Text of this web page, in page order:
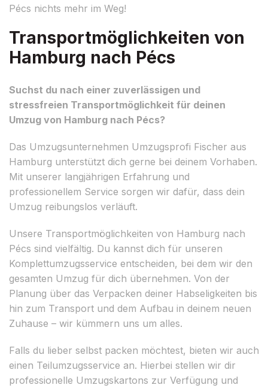
Pécs nichts mehr im Weg!
Transportmöglichkeiten von
Hamburg nach Pécs
Suchst du nach einer zuverlässigen und
stressfreien Transportmöglichkeit für deinen
Umzug von Hamburg nach Pécs?
Das Umzugsunternehmen Umzugsprofi Fischer aus
Hamburg unterstützt dich gerne bei deinem Vorhaben.
Mit unserer langjährigen Erfahrung und
professionellem Service sorgen wir dafür, dass dein
Umzug reibungslos verläuft.
Unsere Transportmöglichkeiten von Hamburg nach
Pécs sind vielfältig. Du kannst dich für unseren
Komplettumzugsservice entscheiden, bei dem wir den
gesamten Umzug für dich übernehmen. Von der
Planung über das Verpacken deiner Habseligkeiten bis
hin zum Transport und dem Aufbau in deinem neuen
Zuhause – wir kümmern uns um alles.
Falls du lieber selbst packen möchtest, bieten wir auch
einen Teilumzugsservice an. Hierbei stellen wir dir
professionelle Umzugskartons zur Verfügung und